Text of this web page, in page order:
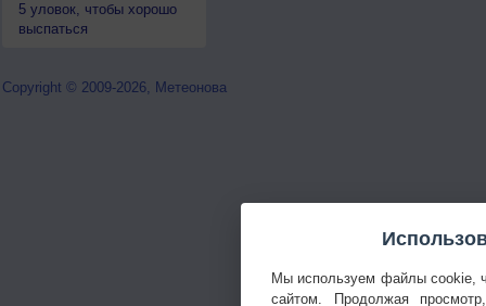
5 уловок, чтобы хорошо
выспаться
Copyright © 2009-2026, Метеонова
Мы используем файлы cookie,
сайтом. Продолжая